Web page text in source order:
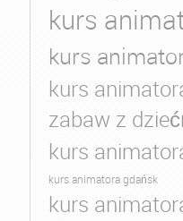
kurs
kurs
kurs
zabaw z
kurs
kurs animatora gdańsk
kurs